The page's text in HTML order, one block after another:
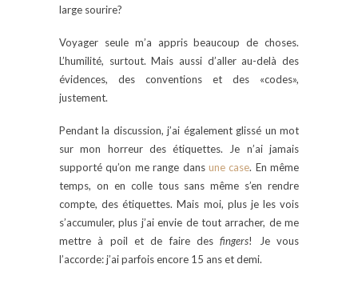
large sourire?
Voyager seule m’a appris beaucoup de choses.
L’humilité, surtout. Mais aussi d’aller au-delà des
évidences, des conventions et des «codes»,
justement.
Pendant la discussion, j’ai également glissé un mot
sur mon horreur des étiquettes. Je n’ai jamais
supporté qu’on me range dans une case. En même
temps, on en colle tous sans même s’en rendre
compte, des étiquettes. Mais moi, plus je les vois
s’accumuler, plus j’ai envie de tout arracher, de me
mettre à poil et de faire desfingers! Je vous
l’accorde: j’ai parfois encore 15 ans et demi.